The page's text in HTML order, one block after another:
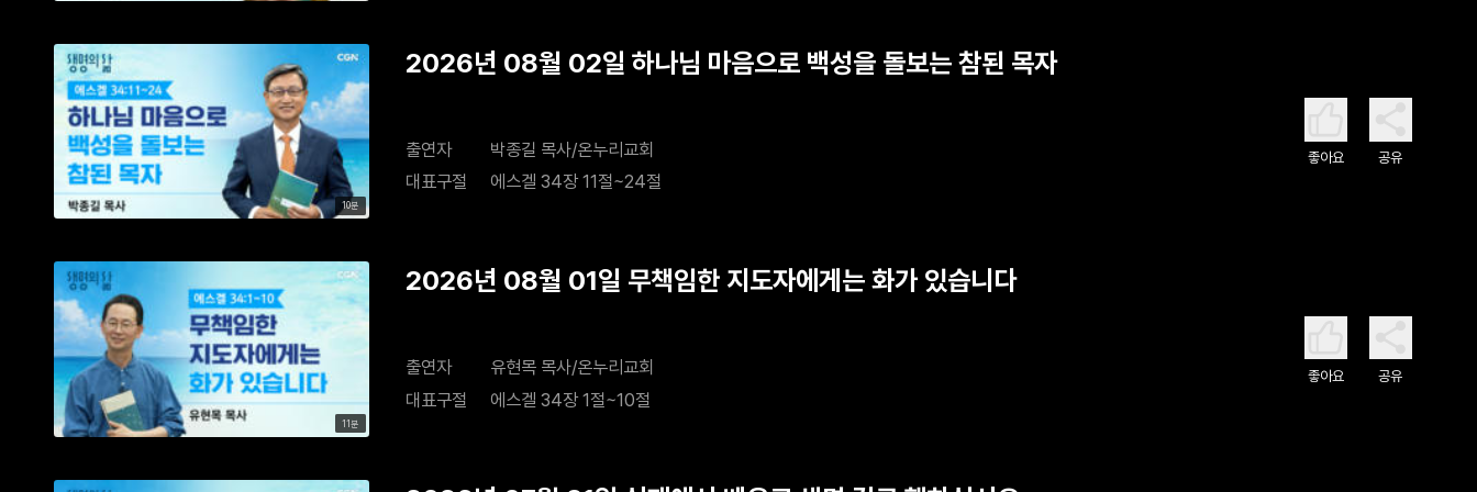
10분
2026년 08월 02일 하나님 마음으로 백성을 돌보는 참된 목자
출연자
박종길 목사/온누리교회
대표구절
에스겔 34장 11절~24절
좋아요 공유
11분
2026년 08월 01일 무책임한 지도자에게는 화가 있습니다
출연자
유현목 목사/온누리교회
대표구절
에스겔 34장 1절~10절
좋아요 공유